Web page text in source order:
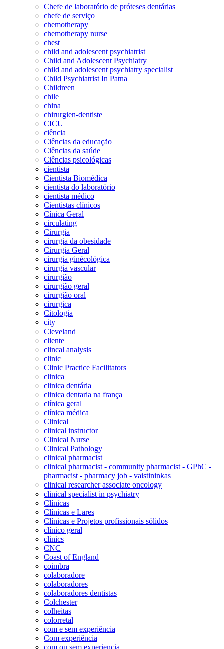
Chefe de laboratório de próteses dentárias
chefe de serviço
chemotherapy
chemotherapy nurse
chest
child and adolescent psychiatrist
Child and Adolescent Psychiatry
child and adolescent psychiatry specialist
Child Psychiatrist In Patna
Childreen
chile
china
chirurgien-dentiste
CICU
ciência
Ciências da educação
Ciências da saúde
Ciências psicológicas
cientista
Cientista Biomédica
cientista do laboratório
cientista médico
Cientistas clínicos
Cínica Geral
circulating
Cirurgia
cirurgia da obesidade
Cirurgia Geral
cirurgia ginécológica
cirurgia vascular
cirurgião
cirurgião geral
cirurgião oral
cirurgica
Citologia
city
Cleveland
cliente
clincal analysis
clinic
Clinic Practice Facilitators
clinica
clinica dentária
clinica dentaria na frança
clínica geral
clínica médica
Clinical
clinical instructor
Clinical Nurse
Clinical Pathology
clinical pharmacist
clinical pharmacist - community pharmacist - GPhC -
pharmacist - pharmacy job - vaistininkas
clinical researcher associate oncology
clinical specialist in psychiatry
Clínicas
Clínicas e Lares
Clínicas e Projetos profissionais sólidos
clínico geral
clinics
CNC
Coast of England
coimbra
colaboradore
colaboradores
colaboradores dentistas
Colchester
colheitas
colorretal
com e sem experiência
Com experiência
com ou sem experiencia